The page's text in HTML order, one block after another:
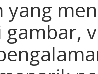
yang
gambar,